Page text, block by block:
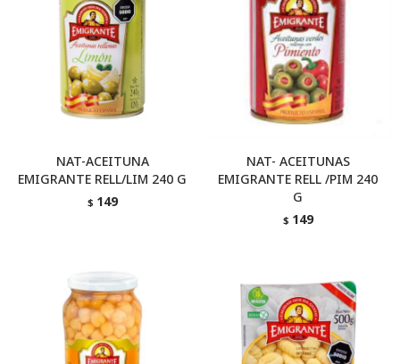
NAT-ACEITUNA
EMIGRANTE RELL/LIM 240 G
$ 149
NAT- ACEITUNAS
EMIGRANTE RELL /PIM 240
G
$ 149